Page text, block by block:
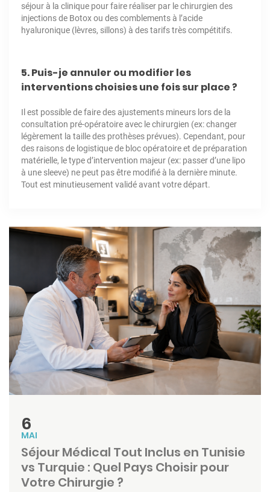
séjour à la clinique pour faire réaliser par le chirurgien des
injections de Botox ou des comblements à l’acide
hyaluronique (lèvres, sillons) à des tarifs très compétitifs.
5. Puis-je annuler ou modifier les
interventions choisies une fois sur place ?
Il est possible de faire des ajustements mineurs lors de la
consultation pré-opératoire avec le chirurgien (ex: changer
légèrement la taille des prothèses prévues). Cependant, pour
des raisons de logistique de bloc opératoire et de préparation
matérielle, le type d’intervention majeur (ex: passer d’une lipo
à une sleeve) ne peut pas être modifié à la dernière minute.
Tout est minutieusement validé avant votre départ.
6
MAI
Séjour Médical Tout Inclus en Tunisie
vs Turquie : Quel Pays Choisir pour
Votre Chirurgie ?